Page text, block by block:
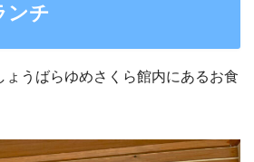
ンチ
ょうばらゆめさくら館内にあるお食